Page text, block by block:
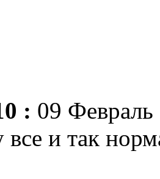
: 09
и так